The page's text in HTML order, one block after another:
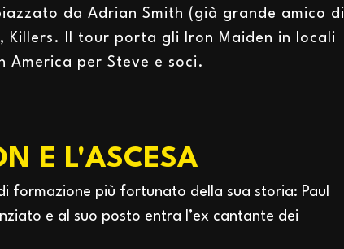
da Adrian Smith (già grande amico di
Killers. Il tour porta gli Iron Maiden in locali
America per Steve e soci.
E L'ASCESA
formazione più fortunato della sua storia: Paul
e al suo posto entra l’ex cantante dei